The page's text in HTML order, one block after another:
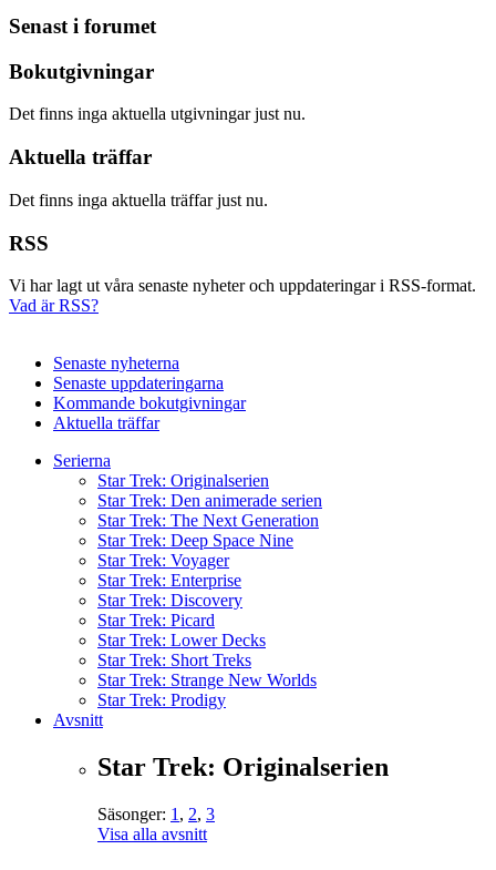
Senast i forumet
Bokutgivningar
Det finns inga aktuella utgivningar just nu.
Aktuella träffar
Det finns inga aktuella träffar just nu.
RSS
Vi har lagt ut våra senaste nyheter och uppdateringar i RSS-format.
Vad är RSS?
Senaste nyheterna
Senaste uppdateringarna
Kommande bokutgivningar
Aktuella träffar
Serierna
Star Trek: Originalserien
Star Trek: Den animerade serien
Star Trek: The Next Generation
Star Trek: Deep Space Nine
Star Trek: Voyager
Star Trek: Enterprise
Star Trek: Discovery
Star Trek: Picard
Star Trek: Lower Decks
Star Trek: Short Treks
Star Trek: Strange New Worlds
Star Trek: Prodigy
Avsnitt
Star Trek: Originalserien
Säsonger: 1 , 2, 3
Visa alla avsnitt